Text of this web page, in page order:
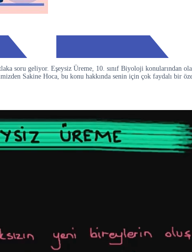
soru geliyor. Eşeysiz Üreme, 10. sınıf Biyoloji konularından
Sakine Hoca, bu konu hakkında senin için çok faydalı bir